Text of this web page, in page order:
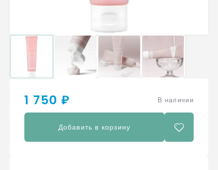
1 750 ₽ В наличии
Добавить в корзину